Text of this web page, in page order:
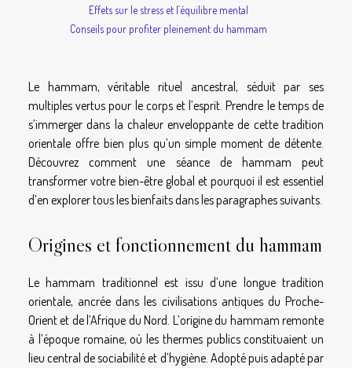
Effets sur le stress et l’équilibre mental
Conseils pour profiter pleinement du hammam
Le hammam, véritable rituel ancestral, séduit par ses
multiples vertus pour le corps et l’esprit. Prendre le temps de
s’immerger dans la chaleur enveloppante de cette tradition
orientale offre bien plus qu’un simple moment de détente.
Découvrez comment une séance de hammam peut
transformer votre bien-être global et pourquoi il est essentiel
d’en explorer tous les bienfaits dans les paragraphes suivants.
Origines et fonctionnement du hammam
Le hammam traditionnel est issu d’une longue tradition
orientale, ancrée dans les civilisations antiques du Proche-
Orient et de l’Afrique du Nord. L’origine du hammam remonte
à l’époque romaine, où les thermes publics constituaient un
lieu central de sociabilité et d’hygiène. Adopté puis adapté par